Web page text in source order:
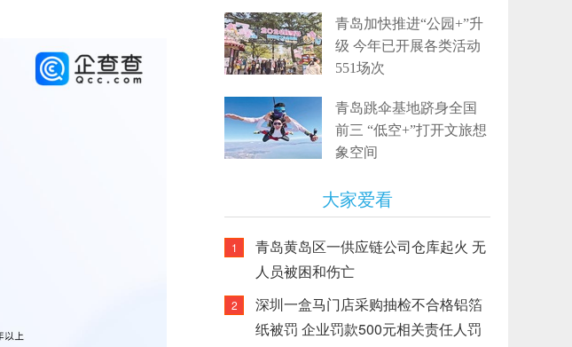
青岛加快推进“公园+”升
级 今年已开展各类活动
551场次
青岛跳伞基地跻身全国
前三 “低空+”打开文旅想
象空间
大家爱看
1
青岛黄岛区一供应链公司仓库起火 无
人员被困和伤亡
2
深圳一盒马门店采购抽检不合格铝箔
纸被罚 企业罚款500元相关责任人罚